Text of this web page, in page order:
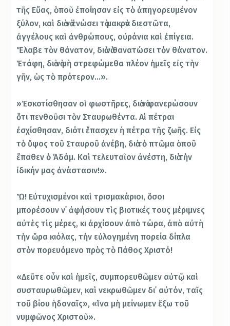
τῆς Εὔας, ὁποῦ ἐποίησαν εἰς τὸ ἀπηγορευμένον
ξύλον, καὶ διὰ νὰ ἑνώσει τὰ μακρὰν διεστῶτα,
ἀγγέλους καὶ ἀνθρώπους, οὐράνια καὶ ἐπίγεια.
Ἔλαβε τὸν θάνατον, διὰ νὰ θανατώσει τὸν θάνατον.
Ἐτάφη, διὰ νὰ μὴ στρεφώμεθα πλέον ἡμεῖς εἰς τὴν
γῆν, ὡς τὸ πρότερον…».
»Ἐσκοτίσθησαν οἱ φωστῆρες, διὰ νὰ φανερώσουν
ὅτι πενθοῦσι τὸν Σταυρωθέντα. Αἱ πέτραι
ἐσχίσθησαν, διότι ἔπασχεν ἡ πέτρα τῆς ζωῆς. Εἰς
τὸ ὕψος τοῦ Σταυροῦ ἀνέβη, διὰ τὸ πτῶμα ὁποῦ
ἔπαθεν ὁ Ἀδάμ. Καὶ τελευταῖον ἀνέστη, διὰ τὴν
ἰδικήν μας ἀνάστασιν!».
Ὤ! Εὐτυχισμένοι καὶ τρισμακάριοι, ὅσοι
μπορέσουν ν᾿ ἀφήσουν τὶς βιοτικές τους μέριμνες
αὐτὲς τὶς μέρες, κι ἀρχίσουν ἀπὸ τώρα, ἀπὸ αὐτὴ
τὴν ὥρα κιόλας, τὴν εὐλογημένη πορεία δίπλα
στὸν πορευόμενο πρὸς τὸ Πάθος Χριστό!
«Δεῦτε οὖν καὶ ἡμεῖς, συμπορευθῶμεν αὐτῷ καὶ
συσταυρωθῶμεν, καὶ νεκρωθῶμεν δι᾿ αὐτόν, ταῖς
τοῦ βίου ἡδοναῖς», «ἵνα μὴ μείνωμεν ἔξω τοῦ
νυμφῶνος Χριστοῦ».